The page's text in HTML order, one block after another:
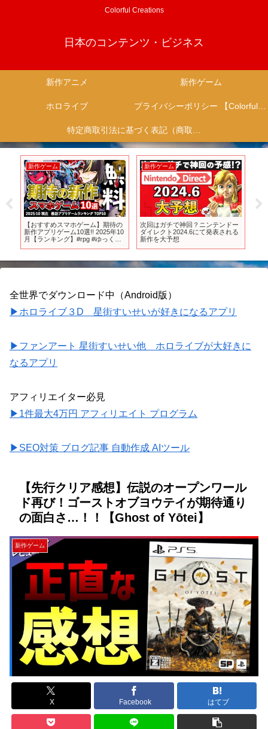
Colorful Creations
日本のコンテンツ・ビジネス
新作アニメ 新作ゲーム
ホロライブ プライバシーポリシー 【Colorful Creation】
特定商取引法に基づく表記（商取引に関する開示）
新作ゲーム
【おすすめスマホゲーム】期待の
新作アプリゲーム10選!! 2025年10
月【ランキング】#rpg #ゆっくり
新作ゲーム
次回はガチで神回？ニンテンドー
ダイレクト2024.6にて発表される
新作を大予想
全世界でダウンロード中（Android版）
▶ホロライブ３D 星街すいせいが好きになるアプリ
▶ファンアート 星街すいせい他 ホロライブが大好きに
なるアプリ
アフィリエイター必見
▶1件最大4万円 アフィリエイト プログラム
▶SEO対策 ブログ記事 自動作成 AIツール
【先行クリア感想】伝説のオープンワール
ド再び！ゴーストオブヨウテイが期待通り
の面白さ…！！【Ghost of Yōtei】
新作ゲーム
X Facebook はてブ